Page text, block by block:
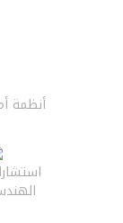
أنظمة